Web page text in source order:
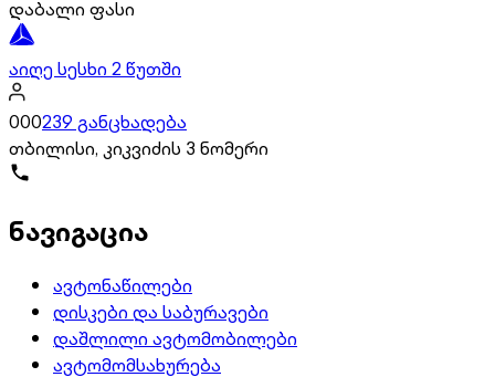
დაბალი ფასი
აიღე სესხი 2 წუთში
000239 განცხადება
თბილისი, კიკვიძის 3 ნომერი
ნავიგაცია
ავტონაწილები
დისკები და საბურავები
დაშლილი ავტომობილები
ავტომომსახურება